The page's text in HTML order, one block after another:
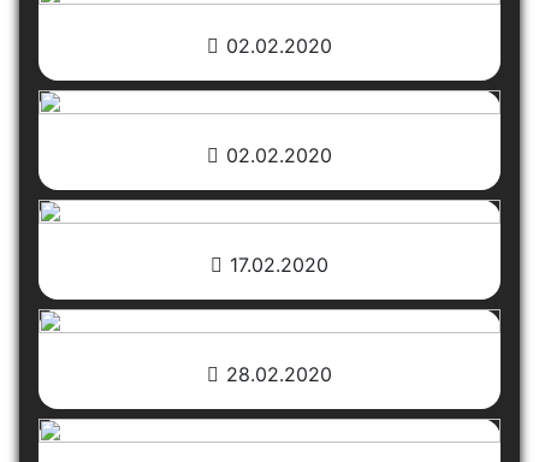
02.02.2020
02.02.2020
17.02.2020
28.02.2020